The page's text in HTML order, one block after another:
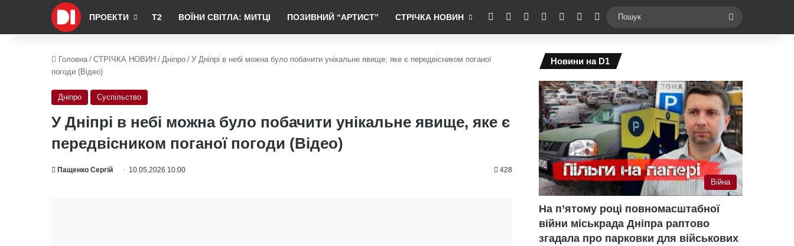
ПРОЕКТИ Т2 ВОЇНИ СВІТЛА: МИТЦІ ПОЗИВНИЙ “АРТИСТ” СТРІЧКА НОВИН RSS Facebook YouTubeInstagramTelegramSwitch skin
Головна / СТРІЧКА НОВИН / Дніпро / У Дніпрі в небі можна було побачити унікальне явище, яке є передвісником поганої
погоди (Відео)
Дніпро Суспільство
У Дніпрі в небі можна було побачити унікальне явище, яке є
передвісником поганої погоди (Відео)
Пащенко Сергій 10.05.2026 10:00 428
Новини на D1
Війна
На п’ятому році повномасштабної
війни міськрада Дніпра раптово
згадала про парковки для військових